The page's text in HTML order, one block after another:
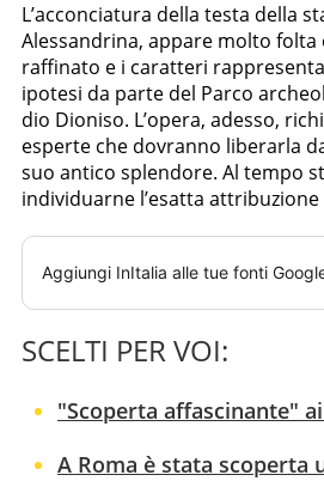
L’acconciatura della testa della
Alessandrina, appare molto folta
raffinato e i caratteri
ipotesi da parte del Parco
dio Dioniso. L’opera, adesso,
esperte che dovranno liberarla
suo antico splendore. Al tempo
individuarne l’esatta
Aggiungi InItalia alle tue fonti
SCELTI PER VOI:
"Scoperta affascinante"
A Roma è stata scoperta